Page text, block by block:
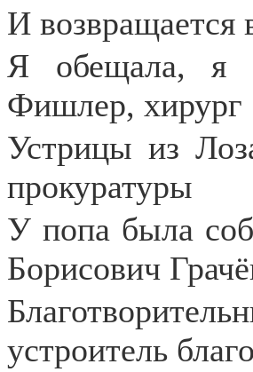
И возвращается
Я обещала, я
Фишлер, хирург
Устрицы из
прокуратуры
У попа была
Борисович
устроитель